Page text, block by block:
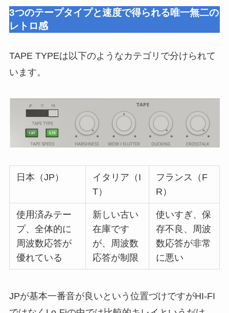
3つのテープタイプと速度で得られる唯一無二の
レトロ感
TAPE TYPEは以下のようなカテゴリで分けられて
います。
日本（JP）
イタリア（I
T）
フランス（F
R）
使用済みテー
プ、全体的に
周波数応答が
優れている
新しい古い
在庫です
が、周波数
応答が制限
使いすぎ、保
存不良、周波
数応答が非常
に悪い
JPが基本一番音が良いという位置づけですがHI-FI